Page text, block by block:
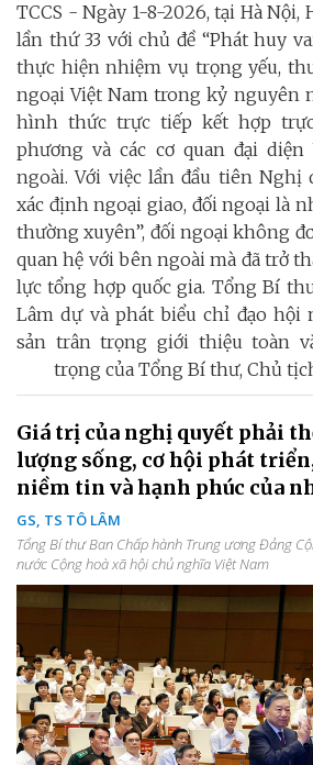
TCCS - Ngày 1-8-2026, tại Hà
lần thứ 33 với chủ đề “Phát huy
thực hiện nhiệm vụ trọng yếu,
ngoại Việt Nam trong kỷ nguyên
hình thức trực tiếp kết hợp
phương và các cơ quan đại
ngoài. Với việc lần đầu tiên Nghị
xác định ngoại giao, đối ngoại là
thường xuyên”, đối ngoại không
quan hệ với bên ngoài mà đã trở
lực tổng hợp quốc gia. Tổng Bí
Lâm dự và phát biểu chỉ đạo hội
sản trân trọng giới thiệu toàn
trọng của Tổng Bí thư, Chủ
Giá trị của nghị quyết phải
lượng sống, cơ hội phát
niềm tin và hạnh phúc của
GS, TS TÔ LÂM
Tổng Bí thư Ban Chấp hành Trung ương Đảng
nước Cộng hoà xã hội chủ nghĩa Việt Nam